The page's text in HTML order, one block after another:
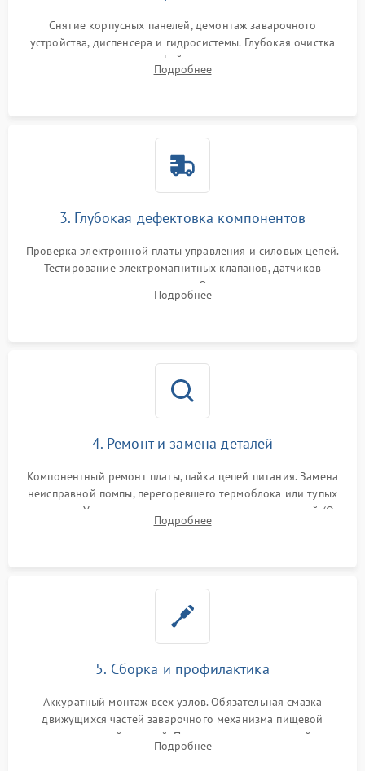
Снятие корпусных панелей, демонтаж заварочного
устройства, диспенсера и гидросистемы. Глубокая очистка
внутренних узлов от кофейных масел, жмыха и накипи.
Промывка дренажных каналов и фильтров с использованием
Подробнее
3. Глубокая дефектовка компонентов
Проверка электронной платы управления и силовых цепей.
Тестирование электромагнитных клапанов, датчиков
температуры и расходомера. Оценка степени износа
жерновов кофемолки, уплотнительных колец гидросистемы
Подробнее
4. Ремонт и замена деталей
Компонентный ремонт платы, пайка цепей питания. Замена
неисправной помпы, перегоревшего термоблока или тупых
жерновов. Установка новых силиконовых уплотнителей (O-
ring) и тефлоновых трубок для надежного устранения
Подробнее
5. Сборка и профилактика
Аккуратный монтаж всех узлов. Обязательная смазка
движущихся частей заварочного механизма пищевой
силиконовой смазкой. Проведение программной
декальцинации и очистки системы от кофейных масел.
Подробнее